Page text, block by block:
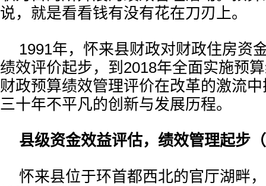
说，就是看看钱有没有花在刀刃上。
1991年，怀来县财政对财政住房资
绩效评价起步，到2018年全面实施预
财政预算绩效管理评价在改革的激流
三十年不平凡的创新与发展历程。
县级资金效益评估，绩效管理起步
怀来县位于环首都西北的官厅湖畔